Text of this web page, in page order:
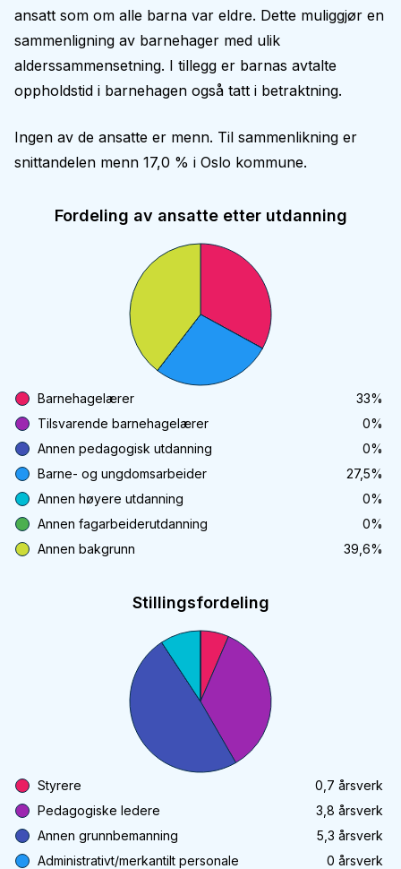
ansatt som om alle barna var eldre. Dette muliggjør en
sammenligning av barnehager med ulik
alderssammensetning. I tillegg er barnas avtalte
oppholdstid i barnehagen også tatt i betraktning.
Ingen av de ansatte er menn. Til sammenlikning er
snittandelen menn 17,0 % i Oslo kommune.
Fordeling av ansatte etter utdanning
Barnehagelærer 33%
Tilsvarende barnehagelærer
0%
Annen pedagogisk utdanning
0%
Barne- og ungdomsarbeider
27,5%
Annen høyere utdanning
0%
Annen fagarbeiderutdanning
0%
Annen bakgrunn
39,6%
Stillingsfordeling
Styrere 0,7 årsverk
Pedagogiske ledere
3,8 årsverk
Annen grunnbemanning
5,3 årsverk
Administrativt/merkantilt personale
0 årsverk